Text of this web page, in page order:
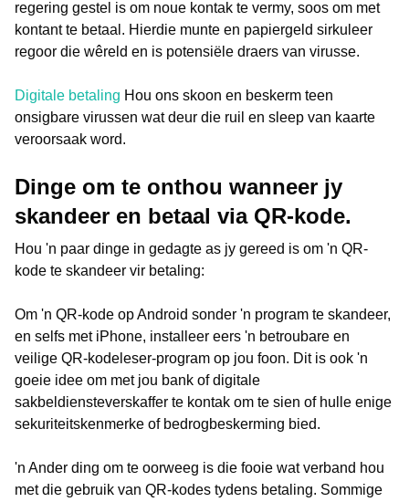
regering gestel is om noue kontak te vermy, soos om met
kontant te betaal. Hierdie munte en papiergeld sirkuleer
regoor die wêreld en is potensiële draers van virusse.
Digitale betaling Hou ons skoon en beskerm teen
onsigbare virussen wat deur die ruil en sleep van kaarte
veroorsaak word.
Dinge om te onthou wanneer jy
skandeer en betaal via QR-kode.
Hou 'n paar dinge in gedagte as jy gereed is om 'n QR-
kode te skandeer vir betaling:
Om 'n QR-kode op Android sonder 'n program te skandeer,
en selfs met iPhone, installeer eers 'n betroubare en
veilige QR-kodeleser-program op jou foon. Dit is ook 'n
goeie idee om met jou bank of digitale
sakbeldiensteverskaffer te kontak om te sien of hulle enige
sekuriteitskenmerke of bedrogbeskerming bied.
'n Ander ding om te oorweeg is die fooie wat verband hou
met die gebruik van QR-kodes tydens betaling. Sommige